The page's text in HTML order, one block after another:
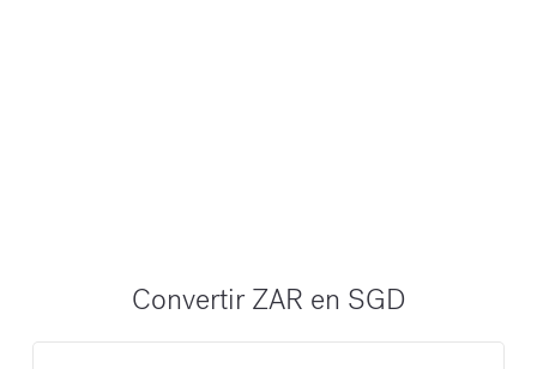
Convertir ZAR en SGD